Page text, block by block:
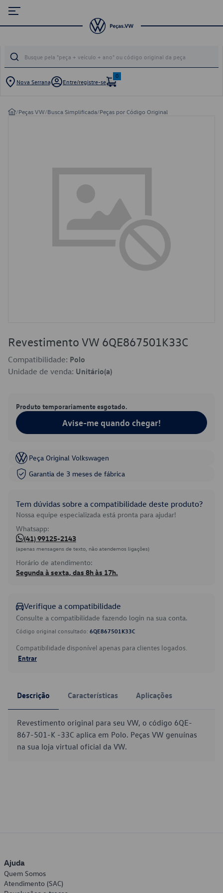
Nova Serrana Entre/registre-se
0
/Peças VW/Busca Simplificada/Peças por Código Original
Revestimento VW 6QE867501K33C
Compatibilidade: Polo
Unidade de venda: Unitário(a)
Produto temporariamente esgotado.
Avise-me quando chegar!
Peça Original Volkswagen
Garantia de 3 meses de fábrica
Tem dúvidas sobre a compatibilidade deste produto?
Nossa equipe especializada está pronta para ajudar!
Whatsapp:
(41) 99125-2143
(apenas mensagens de texto, não atendemos ligações)
Horário de atendimento:
Segunda à sexta, das 8h às 17h.
Verifique a compatibilidade
Consulte a compatibilidade fazendo login na sua conta.
Código original consultado: 6QE867501K33C
Compatibilidade disponível apenas para clientes logados.
Entrar
Descrição Características Aplicações
Revestimento original para seu VW, o código 6QE-
867-501-K -33C aplica em Polo. Peças VW genuínas
na sua loja virtual oficial da VW.
Ajuda
Quem Somos
Atendimento (SAC)